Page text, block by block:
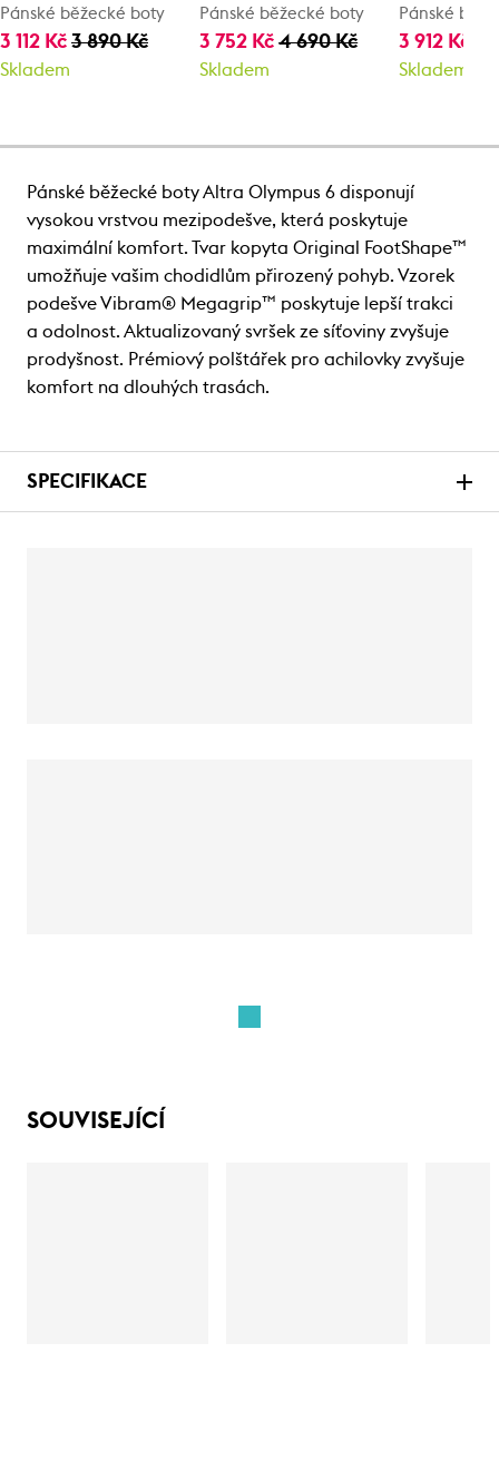
Pánské běžecké boty
3 112 Kč 3 890 Kč
Skladem
Pánské běžecké boty
3 752 Kč4 690 Kč
Skladem
Pánské
3 912 Kč
Skladem
Pánské běžecké boty Altra Olympus 6 disponují
vysokou vrstvou mezipodešve, která poskytuje
maximální komfort. Tvar kopyta Original FootShape™
umožňuje vašim chodidlům přirozený pohyb. Vzorek
podešve Vibram® Megagrip™ poskytuje lepší trakci
a odolnost. Aktualizovaný svršek ze síťoviny zvyšuje
prodyšnost. Prémiový polštářek pro achilovky zvyšuje
komfort na dlouhých trasách.
SPECIFIKACE
SOUVISEJÍCÍ